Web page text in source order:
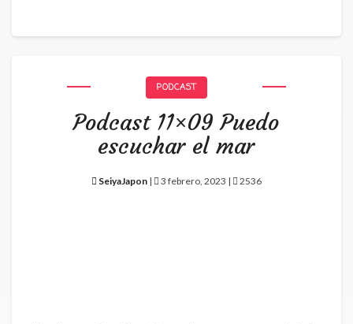
PODCAST
Podcast 11×09 Puedo
escuchar el mar
SeiyaJapon | 3 febrero, 2023 | 2536